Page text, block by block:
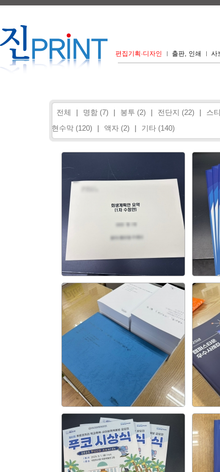
편집기획·디자인 출판, 인쇄 사
전체 | 명함 (7) | 봉투 (2) | 전단지 (22) |
스
현수막 (120)
| 액자 (2) | 기타 (140)